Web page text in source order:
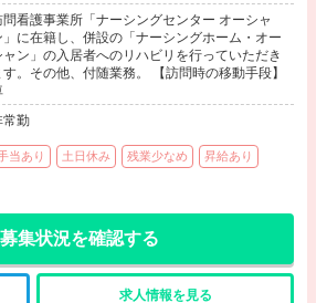
問看護事業所「ナーシングセンター オーシャ
」に在籍し、併設の「ナーシングホーム・オー
ャン」の入居者へのリハビリを行っていただき
す。その他、付随業務。 【訪問時の移動手段】
常勤
当あり 土日休み 残業少なめ 昇給あり
募集状況を確認する
求人情報を見る